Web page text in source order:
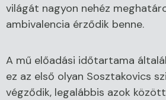
világát nagyon nehéz
ambivalencia érződik benne.
A mű előadási időtartama
ez az első olyan Sosztakovics
végződik, legalábbis azok